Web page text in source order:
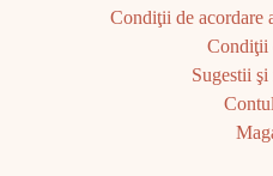
Condiţii de acordare
Condiţii
Sugestii